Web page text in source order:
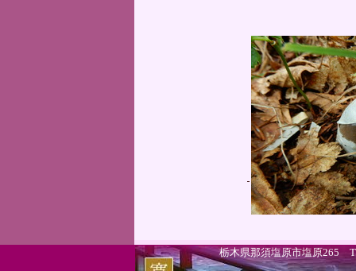
栃木県那須塩原市塩原265